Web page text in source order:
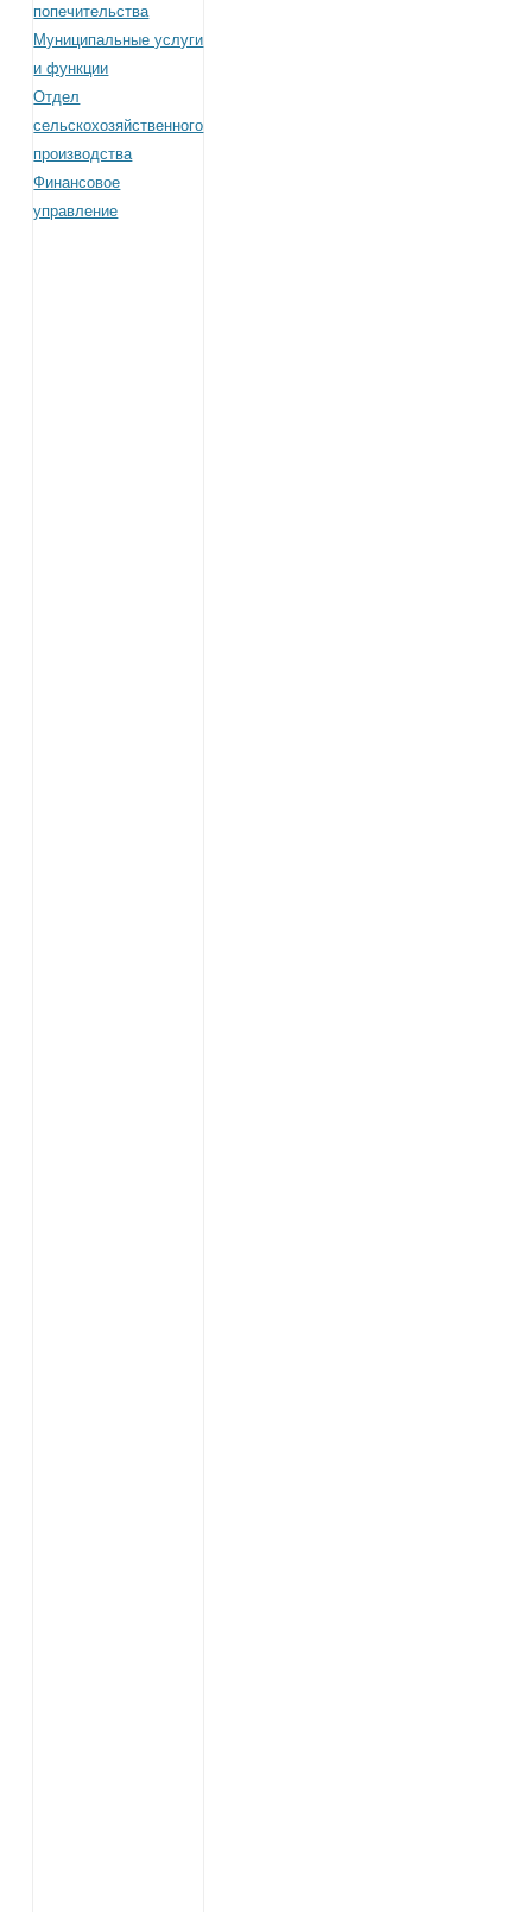
попечительства
Муниципальные услуги
и функции
Отдел
сельскохозяйственного
производства
Финансовое
управление